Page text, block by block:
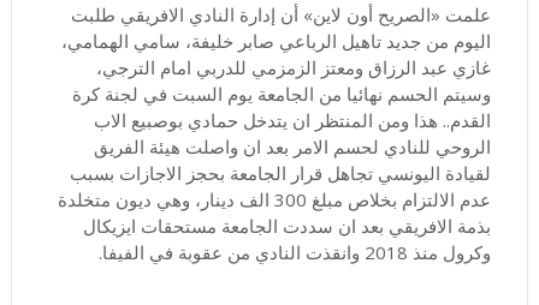
علمت «الصريح أون لاين» أن إدارة النادي الافريقي طلبت
اليوم من جديد تاهيل الرباعي صابر خليفة، سامي الهمامي،
غازي عبد الرزاق ومعتز الزمزمي للدربي امام الترجي،
وسيتم الحسم نهائيا من الجامعة يوم السبت في لجنة كرة
القدم.. هذا ومن المنتظر ان يتدخل حمادي بوصبيع الاب
الروحي للنادي لحسم الامر بعد ان واصلت هيئة الفريق
لقيادة اليونسي تجاهل قرار الجامعة بحجز الاجازات بسبب
عدم الالتزام بخلاص مبلغ 300 الف دينار، وهي ديون متخلدة
بذمة الافريقي بعد ان سددت الجامعة مستحقات ايزيكال
وكرول منذ 2018 وانقذت النادي من عقوبة في الفيفا.